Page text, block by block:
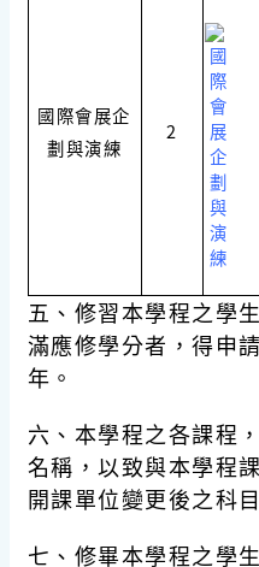
國際會展企
劃與演練
2
五、修習本學程之學
滿應修學分者，得申
年。
六、本學程之各課程
名稱，以致與本學程
開課單位變更後之科
七、修畢本學程之學